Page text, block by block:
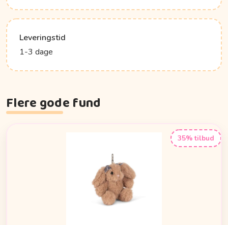
Leveringstid
1-3 dage
Flere gode fund
35% tilbud